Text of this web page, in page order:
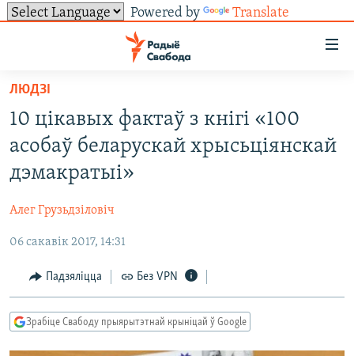
Powered by Translate
ўнівэрсальнага
доступу
Перайсьці
да
галоўнага
зьместу
да
навігацыі
Перайсьці
пошуку
УСЕ НАВІНЫ
ПАЛІТЫКА
ЭКАНОМІКА
ВАЙНА
ПАЛІТВЯЗЬНІ
ТОЛЬКІ НА СВАБОДЗЕ
ГІСТОРЫЯ НА СВАБОДЗЕ
ПАДКАСТЫ
КНІГІ
PREMIUM
ПАДЗЯЛІЦЦА ІНФАРМАЦЫЯЙ
RSS
ПАДКАСТЫ
FACEBOOK
ЛЮДЗІ
10 цікавых фактаў з кнігі «100
асобаў беларускай хрысьціянскай
дэмакратыі»
Алег Грузьдзіловіч
06 сакавік 2017, 14:31
Падзяліцца Без VPN
Зрабіце Свабоду прыярытэтнай крыніцай ў Google